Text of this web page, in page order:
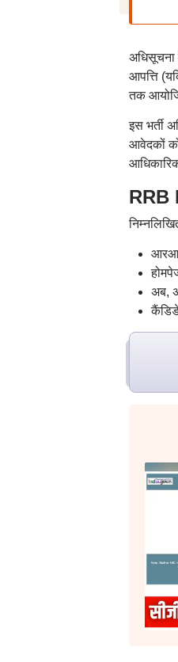
अधिसूचना
आपत्ति
तक
इस भर्ती
आवेदकों को
RRB
अब,